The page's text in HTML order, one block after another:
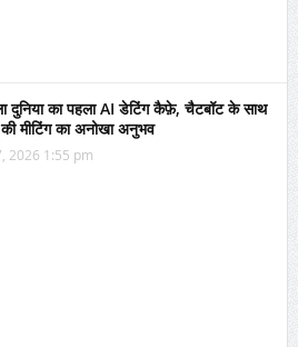
दुनिया का पहला AI डेटिंग कैफ़े, चैटबॉट के साथ
मीटिंग का अनोखा अनुभव
2026 1:55 pm